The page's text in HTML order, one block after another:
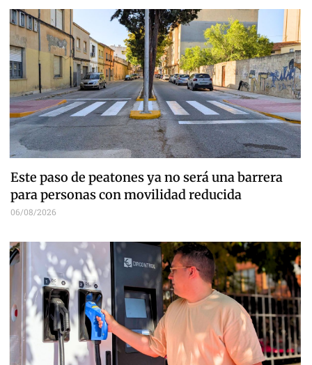
Este paso de peatones ya no será una barrera
para personas con movilidad reducida
06/08/2026